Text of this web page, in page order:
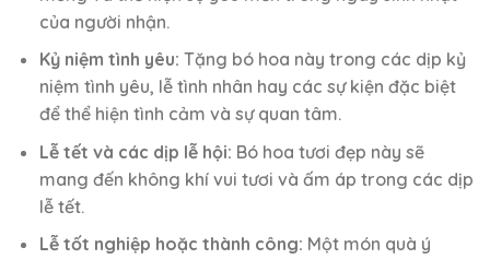
của người nhận.
Kỷ niệm tình yêu: Tặng bó hoa này trong các dịp kỷ
niệm tình yêu, lễ tình nhân hay các sự kiện đặc biệt
để thể hiện tình cảm và sự quan tâm.
Lễ tết và các dịp lễ hội: Bó hoa tươi đẹp này sẽ
mang đến không khí vui tươi và ấm áp trong các dịp
lễ tết.
Lễ tốt nghiệp hoặc thành công: Một món quà ý